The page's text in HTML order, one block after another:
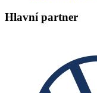
Hlavní partner